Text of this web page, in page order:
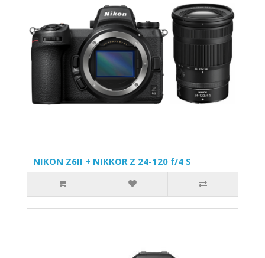
NIKON Z6II + NIKKOR Z 24-120 f/4 S